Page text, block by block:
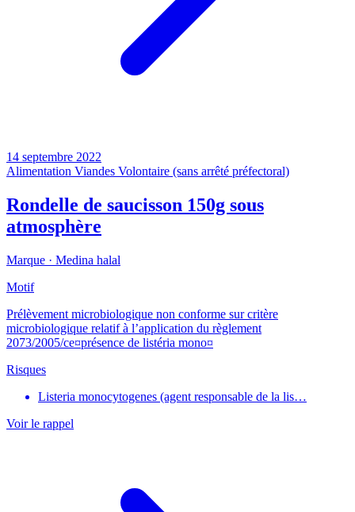
14 septembre 2022
Alimentation Viandes Volontaire (sans arrêté préfectoral)
Rondelle de saucisson 150g sous
atmosphère
Marque · Medina halal
Motif
Prélèvement microbiologique non conforme sur critère
microbiologique relatif à l’application du règlement
2073/2005/ce¤présence de listéria mono¤
Risques
Listeria monocytogenes (agent responsable de la lis…
Voir le rappel